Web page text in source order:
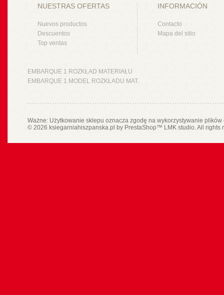
NUESTRAS OFERTAS
Nuevos productos
Descuentos
Top ventas
INFORMACIÓN
Contacto
Mapa del sitio
EMBARQUE 1 ROZKŁAD MATERIAŁU
EMBARQUE 1 MODEL ROZKŁADU MAT.
Ważne: Użytkowanie sklepu oznacza zgodę na wykorzystywanie
© 2026 ksiegarniahiszpanska.pl by PrestaShop™ LMK studio. All rights